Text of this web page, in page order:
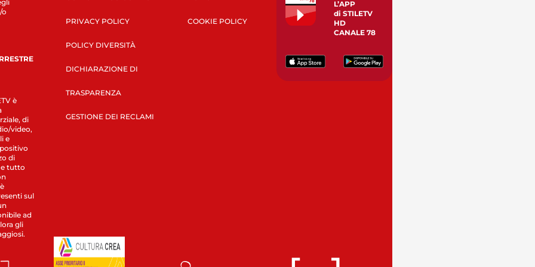
o
è
di
video,
e
di
tutto
sul
ad
gli
PRIVACY POLICY
POLICY DIVERSITÀ
DICHIARAZIONE DI
TRASPARENZA
GESTIONE DEI RECLAMI
COOKIE POLICY
L’APP
di STILETV
HD
CANALE 78